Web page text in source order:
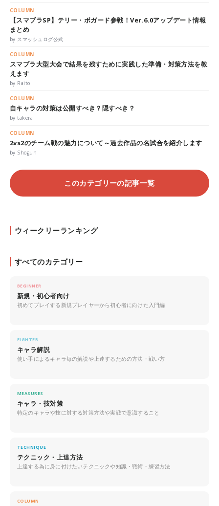
COLUMN
【スマブラSP】テリー・ボガード参戦！Ver.6.0アップデート情報
まとめ
by スマッシュログ公式
COLUMN
スマブラ大型大会で結果を残すために実践した準備・対策方法を教
えます
by Raito
COLUMN
自キャラの対策は公開すべき？隠すべき？
by takera
COLUMN
2vs2のチーム戦の魅力について～過去作品の名試合を紹介します
by Shogun
このカテゴリーの記事一覧
ウィークリーランキング
すべてのカテゴリー
BEGINNER
新規・初心者向け
初めてプレイする新規プレイヤーから初心者に向けた入門編
FIGHTER
キャラ解説
使い手によるキャラ毎の解説や上達するための方法・戦い方
MEASURES
キャラ・技対策
特定のキャラや技に対する対策方法や実戦で意識すること
TECHNIQUE
テクニック・上達方法
上達する為に身に付けたいテクニックや知識・戦術・練習方法
COLUMN